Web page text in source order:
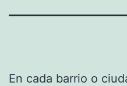
En cada barrio o